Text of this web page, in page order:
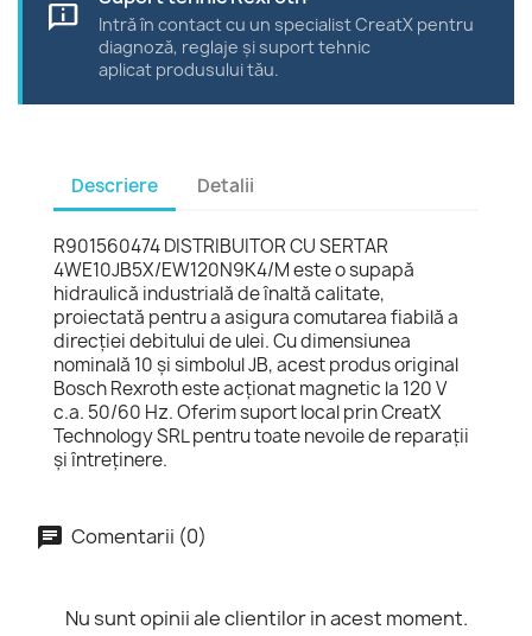
chat_info
Intră în contact cu un specialist CreatX pentru
diagnoză, reglaje și suport tehnic
aplicat produsului tău.
Descriere Detalii
R901560474 DISTRIBUITOR CU SERTAR
4WE10JB5X/EW120N9K4/M este o supapă
hidraulică industrială de înaltă calitate,
proiectată pentru a asigura comutarea fiabilă a
direcției debitului de ulei. Cu dimensiunea
nominală 10 și simbolul JB, acest produs original
Bosch Rexroth este acționat magnetic la 120 V
c.a. 50/60 Hz. Oferim suport local prin CreatX
Technology SRL pentru toate nevoile de reparații
și întreținere.
Comentarii (0)
Nu sunt opinii ale clientilor in acest moment.